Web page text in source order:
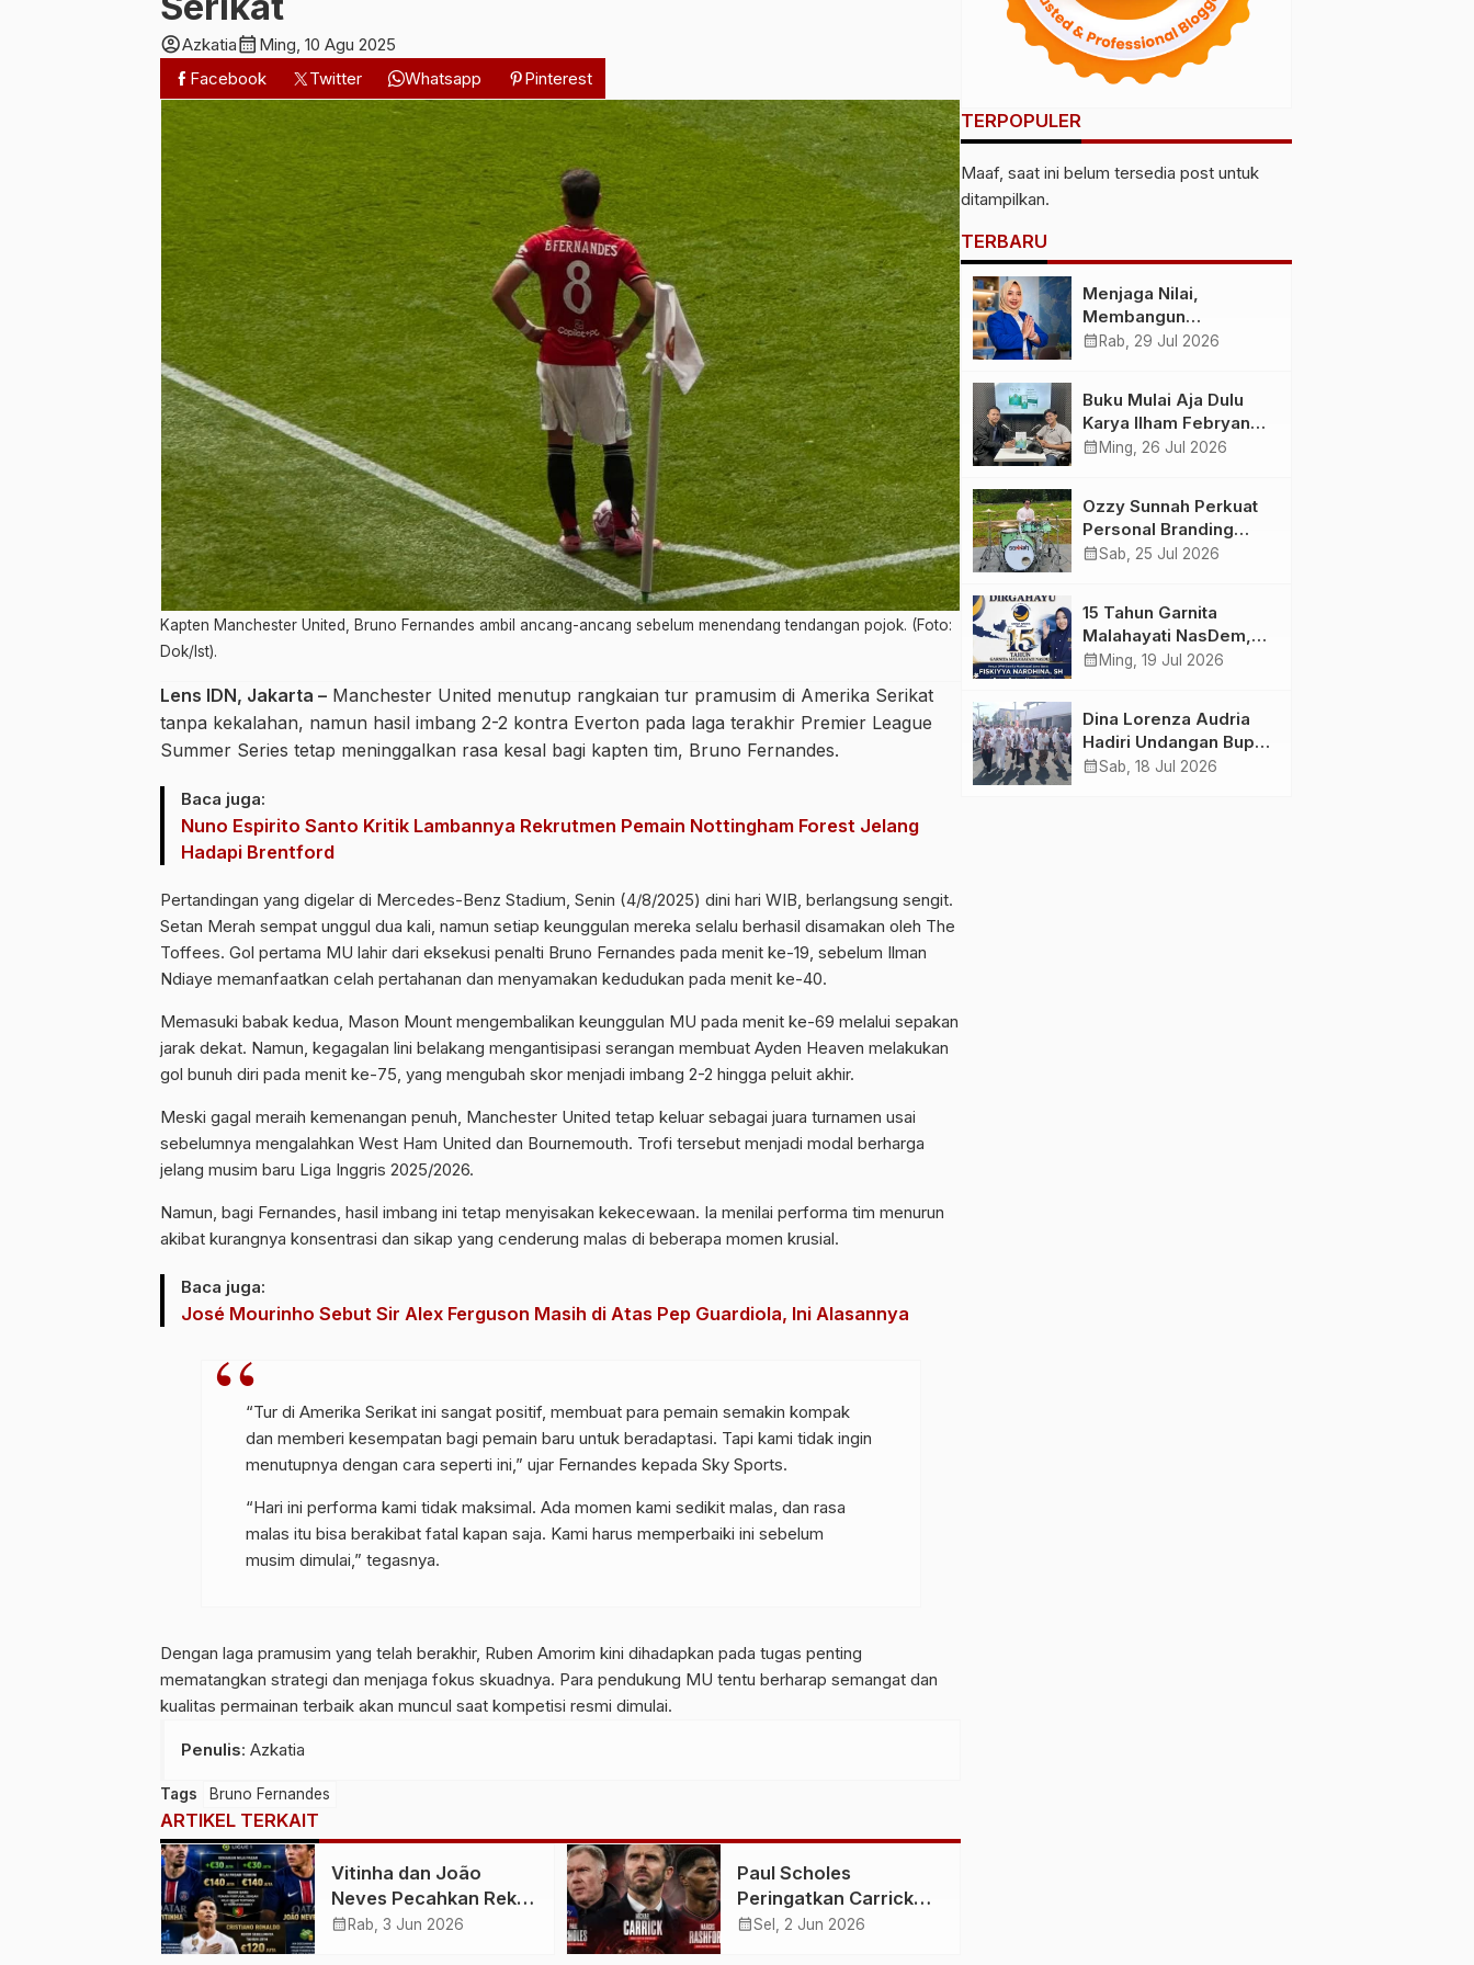
account_circleAzkatiacalendar_month Ming, 10 Agu 2025
Facebook
Twitter Whatsapp Pinterest
Kapten Manchester United, Bruno Fernandes ambil ancang-ancang sebelum menendang tendangan pojok. (Foto:
Dok/Ist).
Lens IDN, Jakarta – Manchester United menutup rangkaian tur pramusim di Amerika Serikat
tanpa kekalahan, namun hasil imbang 2-2 kontra Everton pada laga terakhir Premier League
Summer Series tetap meninggalkan rasa kesal bagi kapten tim, Bruno Fernandes.
Baca juga:
Nuno Espirito Santo Kritik Lambannya Rekrutmen Pemain Nottingham Forest Jelang
Hadapi Brentford
Pertandingan yang digelar di Mercedes-Benz Stadium, Senin (4/8/2025) dini hari WIB, berlangsung sengit.
Setan Merah sempat unggul dua kali, namun setiap keunggulan mereka selalu berhasil disamakan oleh The
Toffees. Gol pertama MU lahir dari eksekusi penalti Bruno Fernandes pada menit ke-19, sebelum Ilman
Ndiaye memanfaatkan celah pertahanan dan menyamakan kedudukan pada menit ke-40.
Memasuki babak kedua, Mason Mount mengembalikan keunggulan MU pada menit ke-69 melalui sepakan
jarak dekat. Namun, kegagalan lini belakang mengantisipasi serangan membuat Ayden Heaven melakukan
gol bunuh diri pada menit ke-75, yang mengubah skor menjadi imbang 2-2 hingga peluit akhir.
Meski gagal meraih kemenangan penuh, Manchester United tetap keluar sebagai juara turnamen usai
sebelumnya mengalahkan West Ham United dan Bournemouth. Trofi tersebut menjadi modal berharga
jelang musim baru Liga Inggris 2025/2026.
Namun, bagi Fernandes, hasil imbang ini tetap menyisakan kekecewaan. Ia menilai performa tim menurun
akibat kurangnya konsentrasi dan sikap yang cenderung malas di beberapa momen krusial.
Baca juga:
José Mourinho Sebut Sir Alex Ferguson Masih di Atas Pep Guardiola, Ini Alasannya
“Tur di Amerika Serikat ini sangat positif, membuat para pemain semakin kompak
dan memberi kesempatan bagi pemain baru untuk beradaptasi. Tapi kami tidak ingin
menutupnya dengan cara seperti ini,” ujar Fernandes kepada Sky Sports.
“Hari ini performa kami tidak maksimal. Ada momen kami sedikit malas, dan rasa
malas itu bisa berakibat fatal kapan saja. Kami harus memperbaiki ini sebelum
musim dimulai,” tegasnya.
Dengan laga pramusim yang telah berakhir, Ruben Amorim kini dihadapkan pada tugas penting
mematangkan strategi dan menjaga fokus skuadnya. Para pendukung MU tentu berharap semangat dan
kualitas permainan terbaik akan muncul saat kompetisi resmi dimulai.
Penulis: Azkatia
Tags Bruno Fernandes
ARTIKEL TERKAIT
Vitinha dan João
Neves Pecahkan Rekor
Cristiano Ronaldo, Jadi
calendar_month Rab, 3 Jun 2026
Paul Scholes
Peringatkan Carrick
Soal Rashford, Sebut
calendar_monthSel, 2 Jun 2026
TERPOPULER
Maaf, saat ini belum tersedia post untuk
ditampilkan.
TERBARU
Menjaga Nilai,
Membangun
Kemandirian
Ekonomi Perempuan
yang Berdaya,
Akuntabel dan
Ahlussunnah wal
Jamaah
calendar_month Rab, 29 Jul 2026
Buku Mulai Aja Dulu
Karya Ilham Febryan
Hadir, Dorong Anak
Bertindak
calendar_month Ming, 26 Jul 2026
Ozzy Sunnah Perkuat
Personal Branding
sebagai Drummer,
Video Klip AI “Jagalah
Cinta”
calendar_monthSab, 25 Jul 2026
15 Tahun Garnita
Malahayati NasDem,
Menginspirasi
calendar_month Ming, 19 Jul 2026
Dina Lorenza Audria
Hadiri Undangan Bupati
Banyuwangi, Saksikan
calendar_monthSab, 18 Jul 2026